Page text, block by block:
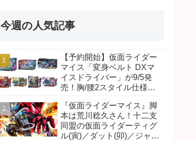
今週の人気記事
【予約開始】仮面ライダー
マイス「変身ベルト DXマ
イスドライバー」が9/5発
売！胸/腰2スタイル仕様！
ッシュ、ジャオ/バイト、ケ
イ/ショットボーンバックル
も！
『仮面ライダーマイス』脚
本は荒川稔久さん！十二支
同盟の仮面ライダーティグ
ル(寅)／ダット(卯)／ジャオ